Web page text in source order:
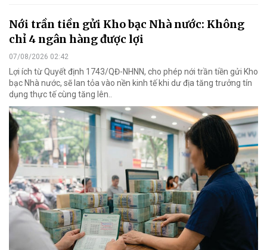
Nới trần tiền gửi Kho bạc Nhà nước: Không
chỉ 4 ngân hàng được lợi
07/08/2026 02:42
Lợi ích từ Quyết định 1743/QĐ-NHNN, cho phép nới trần tiền gửi Kho
bạc Nhà nước, sẽ lan tỏa vào nền kinh tế khi dư địa tăng trưởng tín
dụng thực tế cùng tăng lên..